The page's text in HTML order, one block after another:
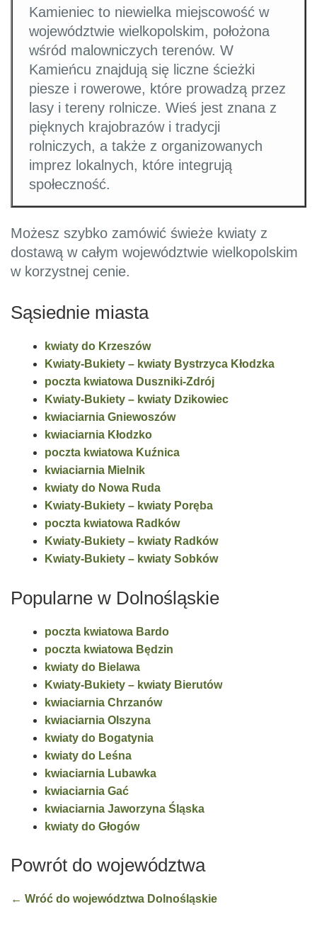
Kamieniec to niewielka miejscowość w
województwie wielkopolskim, położona
wśród malowniczych terenów. W
Kamieńcu znajdują się liczne ścieżki
piesze i rowerowe, które prowadzą przez
lasy i tereny rolnicze. Wieś jest znana z
pięknych krajobrazów i tradycji
rolniczych, a także z organizowanych
imprez lokalnych, które integrują
społeczność.
Możesz szybko zamówić świeże kwiaty z
dostawą w całym województwie wielkopolskim
w korzystnej cenie.
Sąsiednie miasta
kwiaty do Krzeszów
Kwiaty-Bukiety – kwiaty Bystrzyca Kłodzka
poczta kwiatowa Duszniki-Zdrój
Kwiaty-Bukiety – kwiaty Dzikowiec
kwiaciarnia Gniewoszów
kwiaciarnia Kłodzko
poczta kwiatowa Kuźnica
kwiaciarnia Mielnik
kwiaty do Nowa Ruda
Kwiaty-Bukiety – kwiaty Poręba
poczta kwiatowa Radków
Kwiaty-Bukiety – kwiaty Radków
Kwiaty-Bukiety – kwiaty Sobków
Popularne w Dolnośląskie
poczta kwiatowa Bardo
poczta kwiatowa Będzin
kwiaty do Bielawa
Kwiaty-Bukiety – kwiaty Bierutów
kwiaciarnia Chrzanów
kwiaciarnia Olszyna
kwiaty do Bogatynia
kwiaty do Leśna
kwiaciarnia Lubawka
kwiaciarnia Gać
kwiaciarnia Jaworzyna Śląska
kwiaty do Głogów
Powrót do województwa
← Wróć do województwa Dolnośląskie